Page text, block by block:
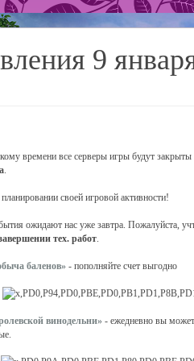
9
времени все серверы игры будут
.
своей игровой активности!
ожидают нас уже завтра. Пожалуйста,
тех. работ.
баленов» - пополняйте счет выгодно
винодельни» - ежедневно вы